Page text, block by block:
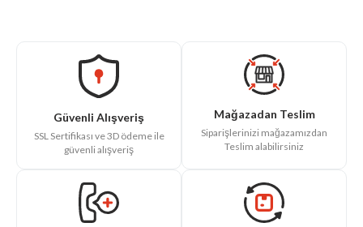
Güvenli Alışveriş
SSL Sertifikası ve 3D ödeme ile
güvenli alışveriş
Mağazadan Teslim
Siparişlerinizi mağazamızdan
Teslim alabilirsiniz